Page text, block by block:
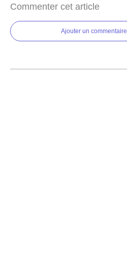
Commenter cet article
Ajouter un commentaire